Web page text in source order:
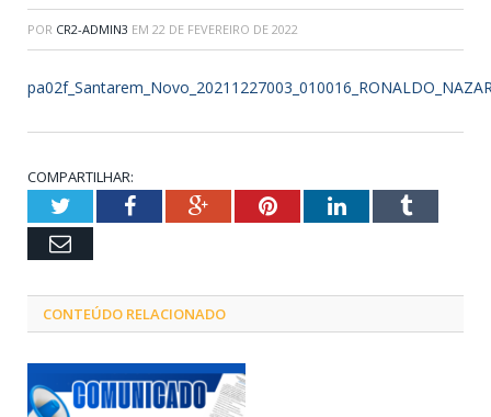
POR CR2-ADMIN3 EM 22 DE FEVEREIRO DE 2022
COMPARTILHAR:
TwitterFacebookGoogle+PinterestLinkedInTumblr
Email
CONTEÚDO RELACIONADO